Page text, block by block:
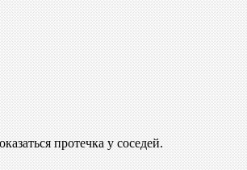
протечка у соседей.